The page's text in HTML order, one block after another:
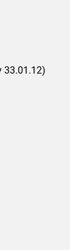
33.01.12)